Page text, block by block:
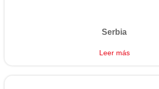
Serbia
Leer más